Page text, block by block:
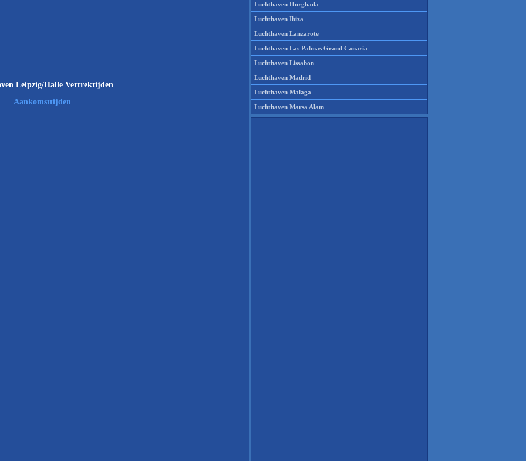
Leipzig/Halle Vertrektijden
Aankomsttijden
Luchthaven Hurghada
Luchthaven Ibiza
Luchthaven Lanzarote
Luchthaven Las Palmas Grand Canaria
Luchthaven Lissabon
Luchthaven Madrid
Luchthaven Malaga
Luchthaven Marsa Alam